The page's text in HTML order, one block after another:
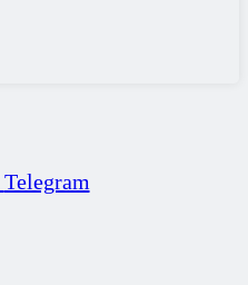
Telegram